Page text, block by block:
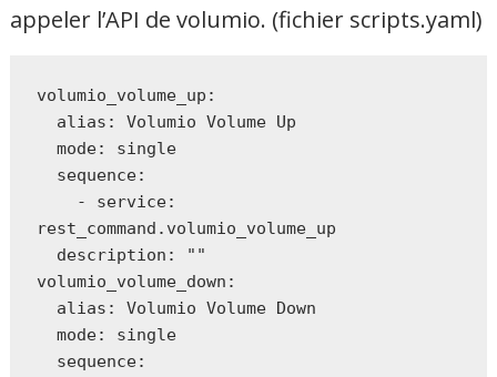
appeler l’API de volumio. (fichier scripts.yaml)
volumio_volume_up:
  mode: single
rest_command.volumio_volume_up
volumio_volume_down:
  mode: single